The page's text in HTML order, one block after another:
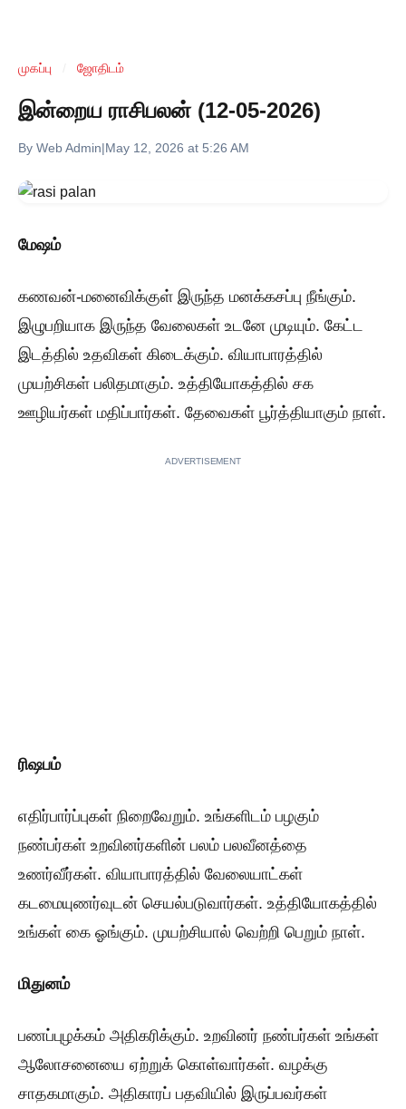
முகப்பு ஜோதிடம்
இன்றைய ராசிபலன் (12-05-2026)
By Web Admin|May 12, 2026 at 5:26 AM
மேஷம்
கணவன்-மனைவிக்குள் இருந்த மனக்கசப்பு நீங்கும்.
இழுபறியாக இருந்த வேலைகள் உடனே முடியும். கேட்ட
இடத்தில் உதவிகள் கிடைக்கும். வியாபாரத்தில்
முயற்சிகள் பலிதமாகும். உத்தியோகத்தில் சக
ஊழியர்கள் மதிப்பார்கள். தேவைகள் பூர்த்தியாகும் நாள்.
ADVERTISEMENT
ரிஷபம்
எதிர்பார்ப்புகள் நிறைவேறும். உங்களிடம் பழகும்
நண்பர்கள் உறவினர்களின் பலம் பலவீனத்தை
உணர்வீர்கள். வியாபாரத்தில் வேலையாட்கள்
கடமையுணர்வுடன் செயல்படுவார்கள். உத்தியோகத்தில்
உங்கள் கை ஓங்கும். முயற்சியால் வெற்றி பெறும் நாள்.
மிதுனம்
பணப்புழக்கம் அதிகரிக்கும். உறவினர் நண்பர்கள் உங்கள்
ஆலோசனையை ஏற்றுக் கொள்வார்கள். வழக்கு
சாதகமாகும். அதிகாரப் பதவியில் இருப்பவர்கள்